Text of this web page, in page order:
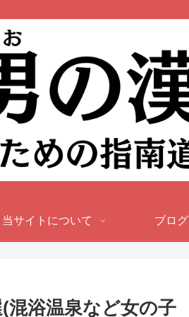
当サイトについて ブログ
混浴温泉など女の子